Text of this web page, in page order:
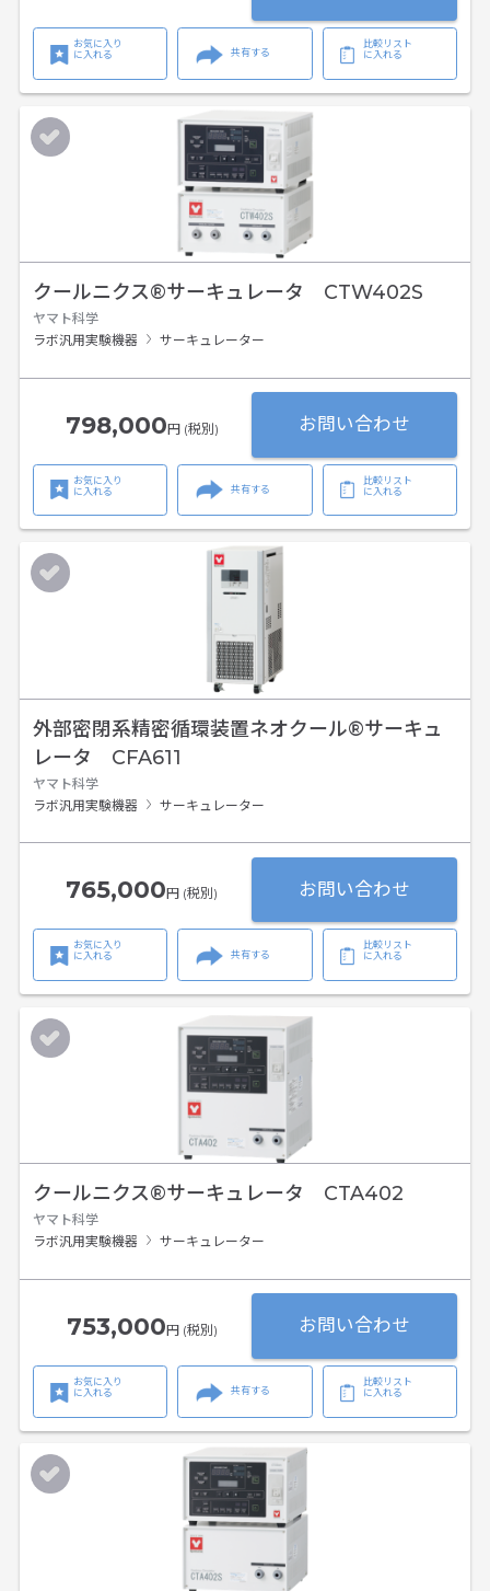
お気に入り
に入れる
共有する
比較リスト
に入れる
クールニクス®サーキュレータ CTW402S
ヤマト科学
ラボ汎用実験機器
サーキュレーター
798,000円 (税別) お問い合わせ
お気に入り
に入れる
共有する
比較リスト
に入れる
外部密閉系精密循環装置ネオクール®サーキュ
レータ CFA611
ヤマト科学
ラボ汎用実験機器
サーキュレーター
765,000円 (税別) お問い合わせ
お気に入り
に入れる
共有する
比較リスト
に入れる
クールニクス®サーキュレータ CTA402
ヤマト科学
ラボ汎用実験機器
サーキュレーター
753,000円 (税別) お問い合わせ
お気に入り
に入れる
共有する
比較リスト
に入れる